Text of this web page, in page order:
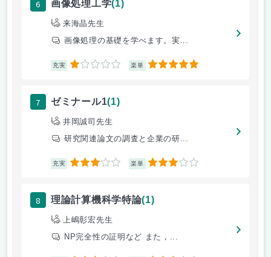
6 画像処理工学(1)
来海晶先生
画像処理の基礎を学べます。実...
充実 1 楽単 5
7 ゼミナール1(1)
井岡誠司先生
研究関連論文の調査と企業の研...
充実 3 楽単 3
8 理論計算機科学特論(1)
上嶋彰宏先生
NP完全性の証明など また，...